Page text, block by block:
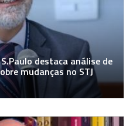
destaca análise de
mudanças no STJ